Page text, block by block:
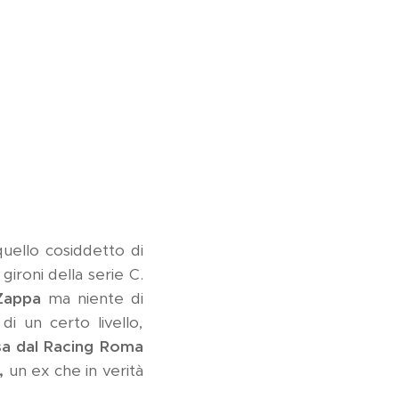
cosiddetto di
della serie C.
ma niente di
un certo livello,
dal Racing Roma
un ex che in verità